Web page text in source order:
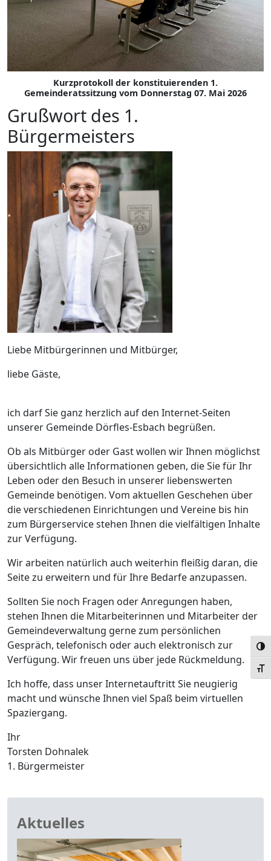
Kurzprotokoll der konstituierenden 1.
Gemeinderatssitzung vom Donnerstag 07. Mai 2026
Grußwort des 1.
Bürgermeisters
Liebe Mitbürgerinnen und Mitbürger,
liebe Gäste,
ich darf Sie ganz herzlich auf den Internet-Seiten
unserer Gemeinde Dörfles-Esbach begrüßen.
Ob als Mitbürger oder Gast wollen wir Ihnen möglichst
übersichtlich alle Informationen geben, die Sie für Ihr
Leben oder den Besuch in unserer liebenswerten
Gemeinde benötigen. Vom aktuellen Geschehen über
die verschiedenen Einrichtungen und Vereine bis hin
zum Bürgerservice stehen Ihnen die vielfältigen Inhalte
zur Verfügung.
Wir arbeiten natürlich auch weiterhin fleißig daran, die
Seite zu erweitern und für Ihre Bedarfe anzupassen.
Sollten Sie noch Fragen oder Anregungen haben,
stehen Ihnen die Mitarbeiterinnen und Mitarbeiter der
Gemeindeverwaltung gerne zum persönlichen
Gespräch, telefonisch oder auch elektronisch zur
Verfügung. Wir freuen uns über jede Rückmeldung.
Ich hoffe, dass unser Internetauftritt Sie neugierig
macht und wünsche Ihnen viel Spaß beim virtuellen
Spaziergang.
Ihr
Torsten Dohnalek
1. Bürgermeister
Aktuelles